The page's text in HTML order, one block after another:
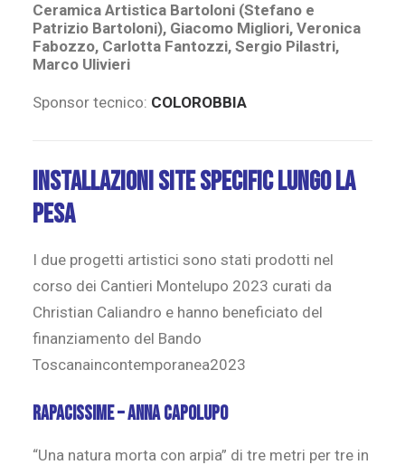
Ceramica Artistica Bartoloni (Stefano e
Patrizio Bartoloni), Giacomo Migliori, Veronica
Fabozzo, Carlotta Fantozzi, Sergio Pilastri,
Marco Ulivieri
Sponsor tecnico: COLOROBBIA
Installazioni site specific lungo la
Pesa
I due progetti artistici sono stati prodotti nel
corso dei Cantieri Montelupo 2023 curati da
Christian Caliandro e hanno beneficiato del
finanziamento del Bando
Toscanaincontemporanea2023
Rapacissime – Anna Capolupo
“Una natura morta con arpia” di tre metri per tre in